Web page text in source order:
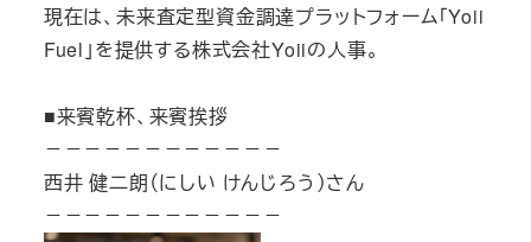
現在は、未来査定型資金調達プラットフォーム「Yoii
Fuel」を提供する株式会社Yoiiの人事。
■来賓乾杯、来賓挨拶
－－－－－－－－－－－－
西井 健二朗（にしい けんじろう）さん
－－－－－－－－－－－－